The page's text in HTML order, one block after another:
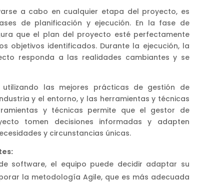
a cabo en cualquier etapa del proyecto, es
de planificación y ejecución. En la fase de
que el plan del proyecto esté perfectamente
objetivos identificados. Durante la ejecución, la
responda a las realidades cambiantes y se
las mejores prácticas de gestión de
y el entorno, y las herramientas y técnicas
y técnicas permite que el gestor de
tomen decisiones informadas y adapten
y circunstancias únicas.
software, el equipo puede decidir adaptar su
la metodología Agile, que es más adecuada